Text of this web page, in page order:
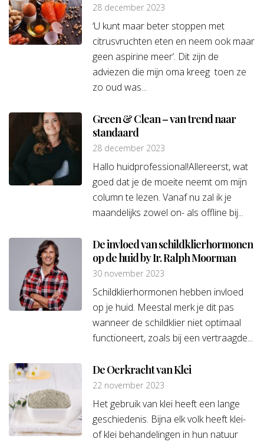
28 december 2023
‘U kunt maar beter stoppen met
citrusvruchten eten en neem ook maar
geen aspirine meer’. Dit zijn de
adviezen die mijn oma kreeg toen ze
zo oud was...
Green & Clean – van trend naar
standaard
28 december 2023
Hallo huidprofessional!Allereerst, wat
goed dat je de moeite neemt om mijn
column te lezen. Vanaf nu zal ik je
maandelijks zowel on- als offline bij...
De invloed van schildklierhormonen
op de huid by Ir. Ralph Moorman
30 november 2023
Schildklierhormonen hebben invloed
op je huid. Meestal merk je dit pas
wanneer de schildklier niet optimaal
functioneert, zoals bij een vertraagde...
De Oerkracht van Klei
22 november 2023
Het gebruik van klei heeft een lange
geschiedenis. Bijna elk volk heeft klei-
of klei behandelingen in hun natuur